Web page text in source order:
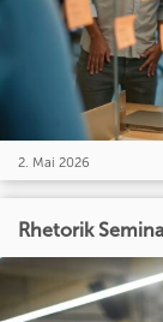
2. Mai 2026
Rhetorik